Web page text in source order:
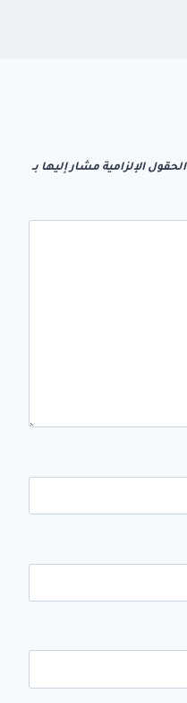
الحقول الإلزامية مشار إليها بـ